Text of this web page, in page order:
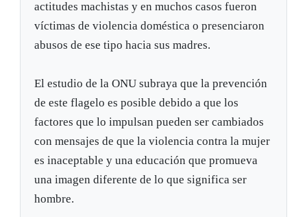
actitudes machistas y en muchos casos fueron
víctimas de violencia doméstica o presenciaron
abusos de ese tipo hacia sus madres.
El estudio de la ONU subraya que la prevención
de este flagelo es posible debido a que los
factores que lo impulsan pueden ser cambiados
con mensajes de que la violencia contra la mujer
es inaceptable y una educación que promueva
una imagen diferente de lo que significa ser
hombre.